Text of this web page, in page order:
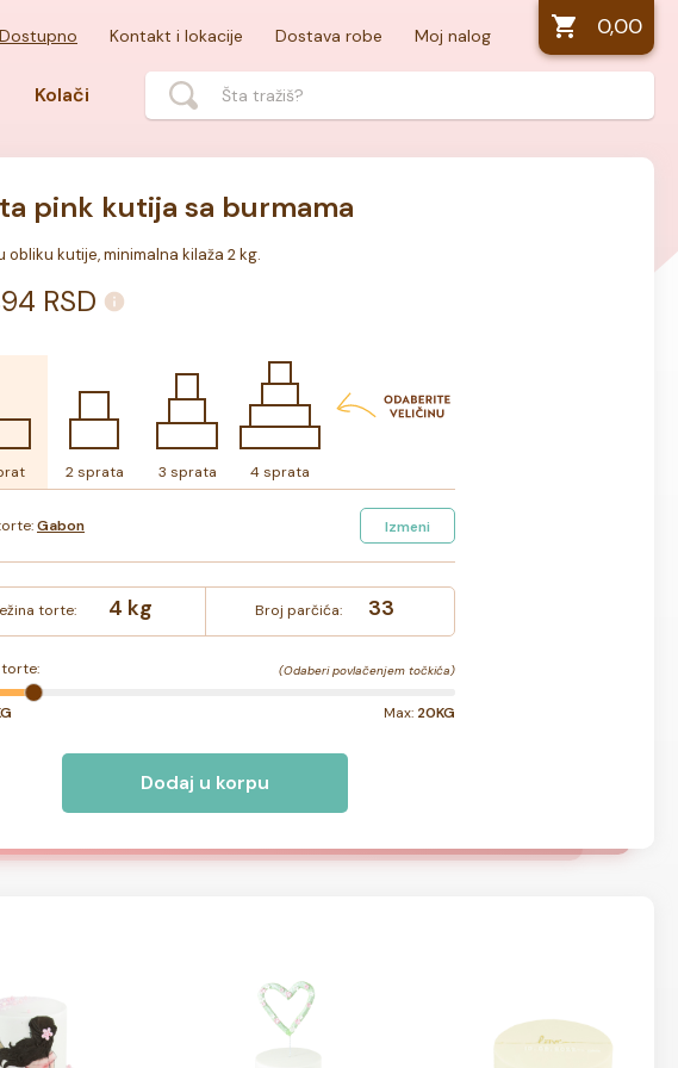
Kontakt i lokacije Dostava robe Moj nalog 0,00
Kolači
pink kutija sa burmama
obliku kutije, minimalna kilaža 2 kg.
RSD
2 sprata 3 sprata 4 sprata
Gabon Izmeni
torte: 4 kg Broj parčića: 33
torte: (Odaberi povlačenjem točkića)
Max: 20KG
Dodaj u korpu